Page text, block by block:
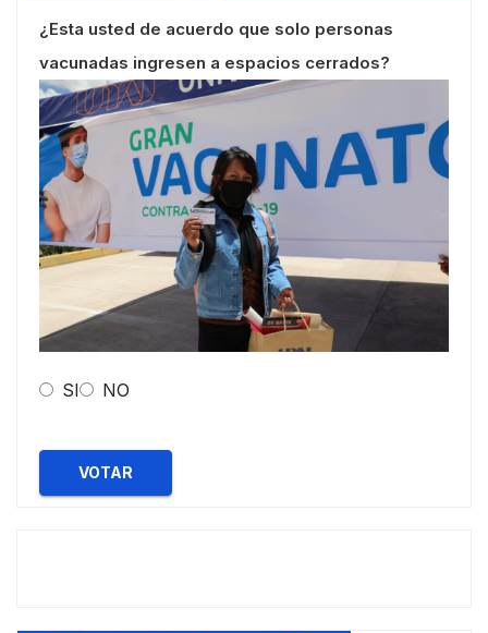
¿Esta usted de acuerdo que solo personas
vacunadas ingresen a espacios cerrados?
SI NO
VOTAR